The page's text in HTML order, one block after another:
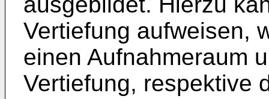
Vertiefung aufweisen,
einen Aufnahmeraum
Vertiefung, respektive